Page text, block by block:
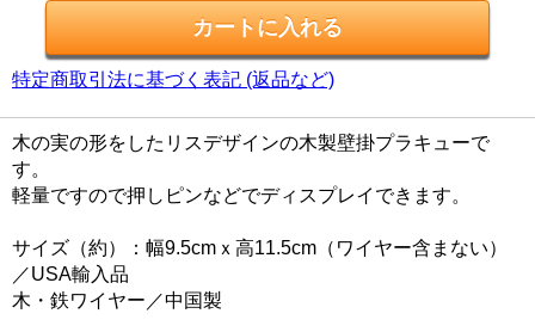
特定商取引法に基づく表記 (返品など)
木の実の形をしたリスデザインの木製壁掛プラキューで
す。
軽量ですので押しピンなどでディスプレイできます。
サイズ（約）：幅9.5cmｘ高11.5cm（ワイヤー含まない）
／USA輸入品
木・鉄ワイヤー／中国製